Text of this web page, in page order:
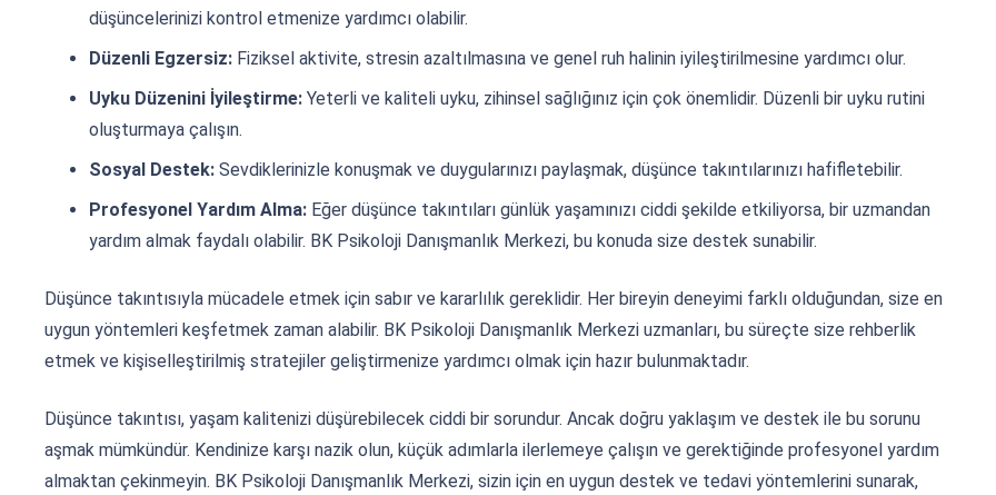
düşüncelerinizi kontrol etmenize yardımcı olabilir.
Düzenli Egzersiz: Fiziksel aktivite, stresin azaltılmasına ve genel ruh halinin iyileştirilmesine yardımcı olur.
Uyku Düzenini İyileştirme: Yeterli ve kaliteli uyku, zihinsel sağlığınız için çok önemlidir. Düzenli bir uyku rutini
oluşturmaya çalışın.
Sosyal Destek: Sevdiklerinizle konuşmak ve duygularınızı paylaşmak, düşünce takıntılarınızı hafifletebilir.
Profesyonel Yardım Alma: Eğer düşünce takıntıları günlük yaşamınızı ciddi şekilde etkiliyorsa, bir uzmandan
yardım almak faydalı olabilir. BK Psikoloji Danışmanlık Merkezi, bu konuda size destek sunabilir.
Düşünce takıntısıyla mücadele etmek için sabır ve kararlılık gereklidir. Her bireyin deneyimi farklı olduğundan, size en
uygun yöntemleri keşfetmek zaman alabilir. BK Psikoloji Danışmanlık Merkezi uzmanları, bu süreçte size rehberlik
etmek ve kişiselleştirilmiş stratejiler geliştirmenize yardımcı olmak için hazır bulunmaktadır.
Düşünce takıntısı, yaşam kalitenizi düşürebilecek ciddi bir sorundur. Ancak doğru yaklaşım ve destek ile bu sorunu
aşmak mümkündür. Kendinize karşı nazik olun, küçük adımlarla ilerlemeye çalışın ve gerektiğinde profesyonel yardım
almaktan çekinmeyin. BK Psikoloji Danışmanlık Merkezi, sizin için en uygun destek ve tedavi yöntemlerini sunarak,